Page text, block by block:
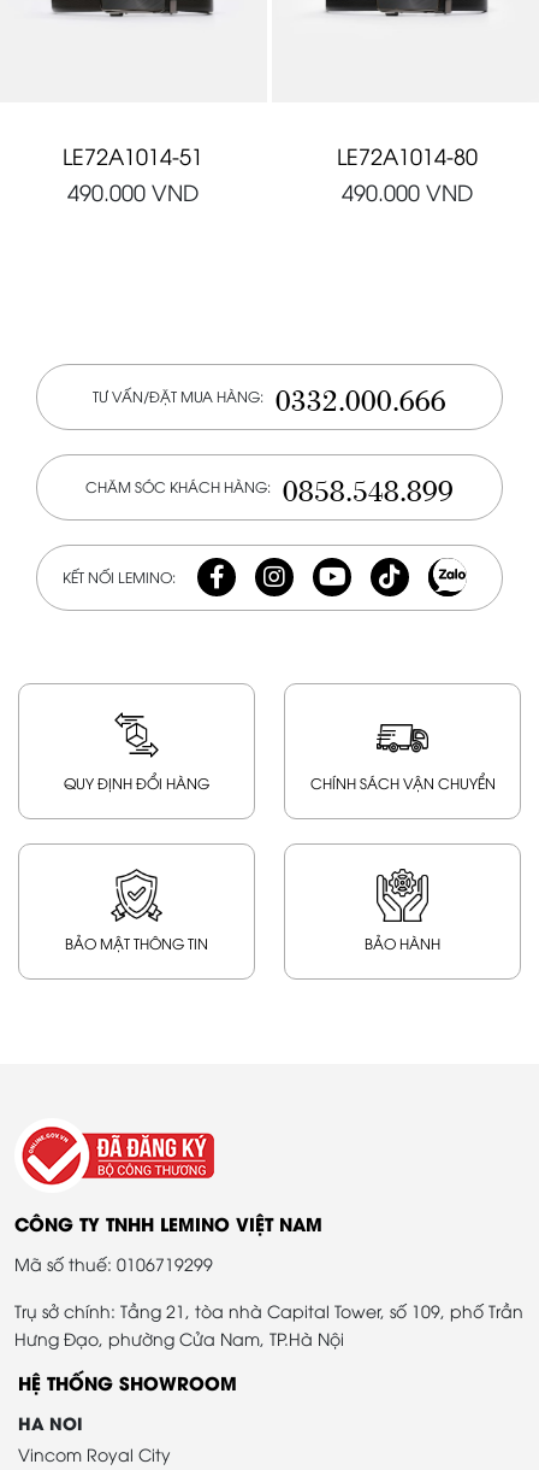
LE72A1014-51
490.000VND
LE72A1014-80
490.000VND
TƯ VẤN/ĐẶT MUA HÀNG: 0332.000.666
CHĂM SÓC KHÁCH HÀNG: 0858.548.899
KẾT NỐI LEMINO:
QUY ĐỊNH ĐỔI HÀNG CHÍNH SÁCH VẬN CHUYỂN
BẢO MẬT THÔNG TIN BẢO HÀNH
CÔNG TY TNHH LEMINO VIỆT NAM
Mã số thuế: 0106719299
Trụ sở chính: Tầng 21, tòa nhà Capital Tower, số 109, phố Trần
Hưng Đạo, phường Cửa Nam, TP.Hà Nội
HỆ THỐNG SHOWROOM
HA NOI
Vincom Royal City